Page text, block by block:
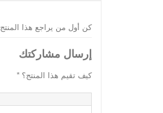
كن أول من يراجع هذا المنتج
إرسال مشاركتك
كيف تقيم هذا المنتج؟*